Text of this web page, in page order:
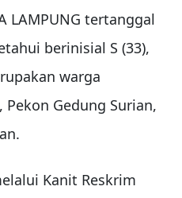
LAMPUNG tertanggal
berinisial S (33),
warga
Gedung Surian,
Kanit Reskrim